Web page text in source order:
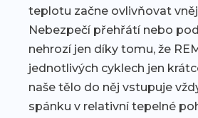
teplotu začne ovlivňovat
Nebezpečí přehřátí nebo
nehrozí jen díky tomu, že
jednotlivých cyklech jen
naše tělo do něj vstupuje
spánku v relativní tepelné